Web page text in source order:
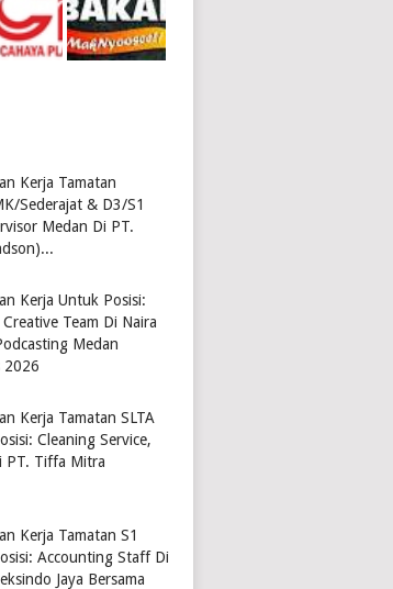
Kerja Tamatan
Sederajat & D3/S1
Medan Di PT.
Kerja Untuk Posisi:
Team Di Naira
Medan
2026
Kerja Tamatan SLTA
Cleaning Service,
PT. Tiffa Mitra
Kerja Tamatan S1
Accounting Staff Di
Jaya Bersama